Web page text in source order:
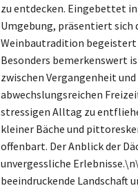
zu entdecken. Eingebettet
Umgebung, präsentiert sich
Weinbautradition begeistert
Besonders bemerkenswert
zwischen Vergangenheit
abwechslungsreichen
stressigen Alltag zu
kleiner Bäche und
offenbart. Der Anblick der
unvergessliche
beeindruckende Landschaft